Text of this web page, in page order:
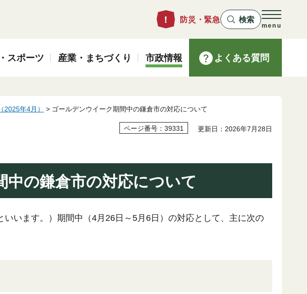
防災・緊急 検索
menu
スポーツ 産業・まちづくり 市政情報 よくある質問
2025年4月） > ゴールデンウイーク期間中の鎌倉市の対応について
ページ番号：39331 更新日：2026年7月28日
中の鎌倉市の対応について
います。）期間中（4月26日～5月6日）の対応として、主に次の